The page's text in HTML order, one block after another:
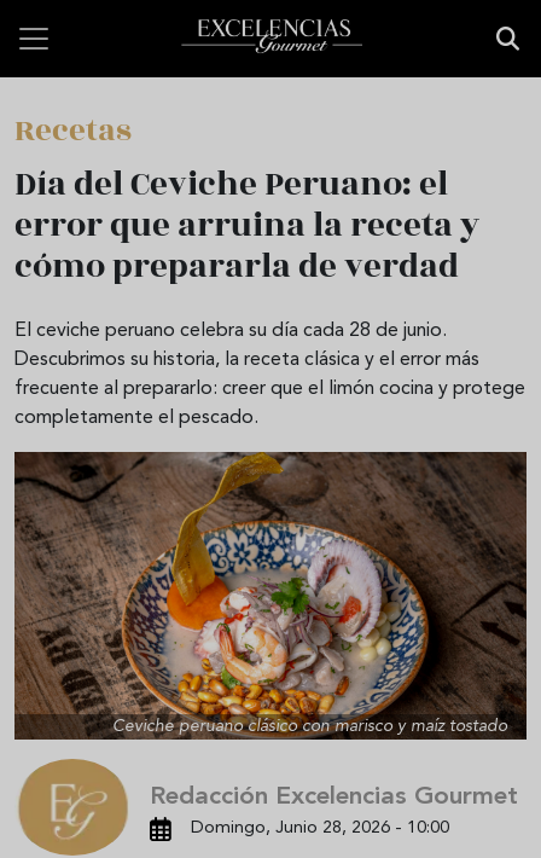
Recetas
Día del Ceviche Peruano: el
error que arruina la receta y
cómo prepararla de verdad
El ceviche peruano celebra su día cada 28 de junio.
Descubrimos su historia, la receta clásica y el error más
frecuente al prepararlo: creer que el limón cocina y protege
completamente el pescado.
Ceviche peruano clásico con marisco y maíz tostado
Redacción Excelencias Gourmet
Domingo, Junio 28, 2026 - 10:00